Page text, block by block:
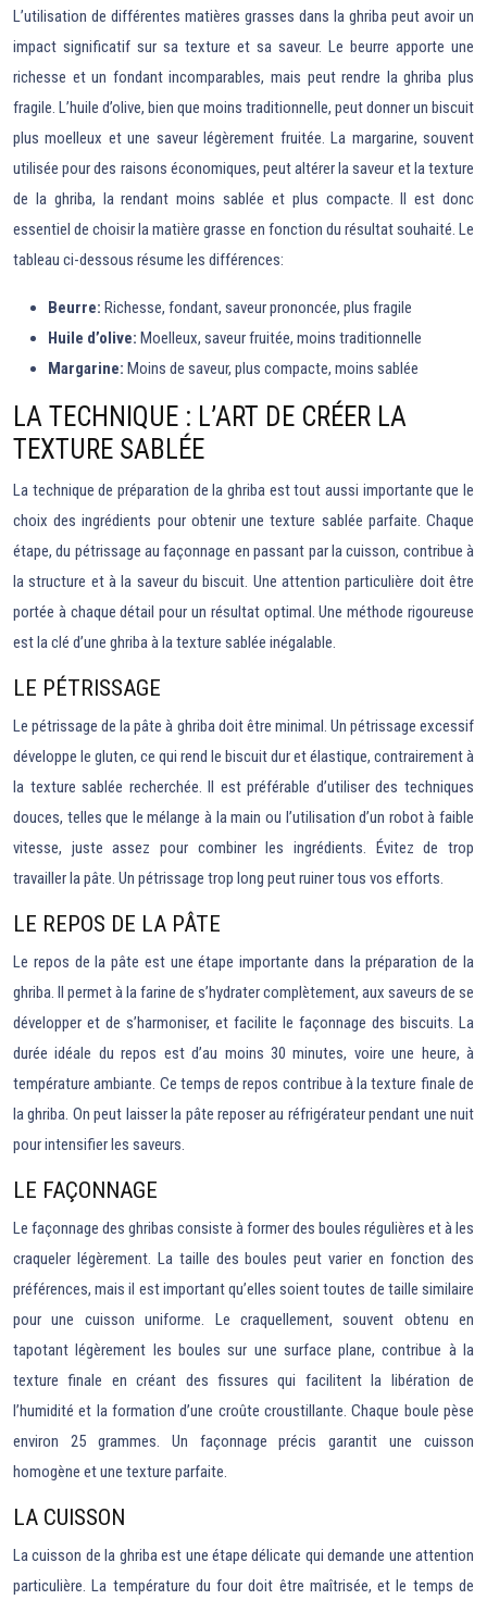
L’utilisation de différentes matières grasses dans la ghriba peut avoir un
impact significatif sur sa texture et sa saveur. Le beurre apporte une
richesse et un fondant incomparables, mais peut rendre la ghriba plus
fragile. L’huile d’olive, bien que moins traditionnelle, peut donner un biscuit
plus moelleux et une saveur légèrement fruitée. La margarine, souvent
utilisée pour des raisons économiques, peut altérer la saveur et la texture
de la ghriba, la rendant moins sablée et plus compacte. Il est donc
essentiel de choisir la matière grasse en fonction du résultat souhaité. Le
tableau ci-dessous résume les différences:
Beurre: Richesse, fondant, saveur prononcée, plus fragile
Huile d’olive: Moelleux, saveur fruitée, moins traditionnelle
Margarine: Moins de saveur, plus compacte, moins sablée
LA TECHNIQUE : L’ART DE CRÉER LA
TEXTURE SABLÉE
La technique de préparation de la ghriba est tout aussi importante que le
choix des ingrédients pour obtenir une texture sablée parfaite. Chaque
étape, du pétrissage au façonnage en passant par la cuisson, contribue à
la structure et à la saveur du biscuit. Une attention particulière doit être
portée à chaque détail pour un résultat optimal. Une méthode rigoureuse
est la clé d’une ghriba à la texture sablée inégalable.
LE PÉTRISSAGE
Le pétrissage de la pâte à ghriba doit être minimal. Un pétrissage excessif
développe le gluten, ce qui rend le biscuit dur et élastique, contrairement à
la texture sablée recherchée. Il est préférable d’utiliser des techniques
douces, telles que le mélange à la main ou l’utilisation d’un robot à faible
vitesse, juste assez pour combiner les ingrédients. Évitez de trop
travailler la pâte. Un pétrissage trop long peut ruiner tous vos efforts.
LE REPOS DE LA PÂTE
Le repos de la pâte est une étape importante dans la préparation de la
ghriba. Il permet à la farine de s’hydrater complètement, aux saveurs de se
développer et de s’harmoniser, et facilite le façonnage des biscuits. La
durée idéale du repos est d’au moins 30 minutes, voire une heure, à
température ambiante. Ce temps de repos contribue à la texture finale de
la ghriba. On peut laisser la pâte reposer au réfrigérateur pendant une nuit
pour intensifier les saveurs.
LE FAÇONNAGE
Le façonnage des ghribas consiste à former des boules régulières et à les
craqueler légèrement. La taille des boules peut varier en fonction des
préférences, mais il est important qu’elles soient toutes de taille similaire
pour une cuisson uniforme. Le craquellement, souvent obtenu en
tapotant légèrement les boules sur une surface plane, contribue à la
texture finale en créant des fissures qui facilitent la libération de
l’humidité et la formation d’une croûte croustillante. Chaque boule pèse
environ 25 grammes. Un façonnage précis garantit une cuisson
homogène et une texture parfaite.
LA CUISSON
La cuisson de la ghriba est une étape délicate qui demande une attention
particulière. La température du four doit être maîtrisée, et le temps de